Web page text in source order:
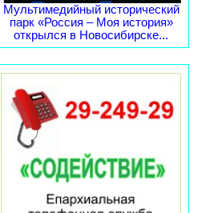
Мультимедийный исторический
парк «Россия – Моя история»
открылся в Новосибирске...